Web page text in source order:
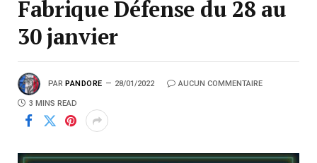
Fabrique Défense du 28 au
30 janvier
PAR PANDORE 28/01/2022 AUCUN COMMENTAIRE
3 MINS READ